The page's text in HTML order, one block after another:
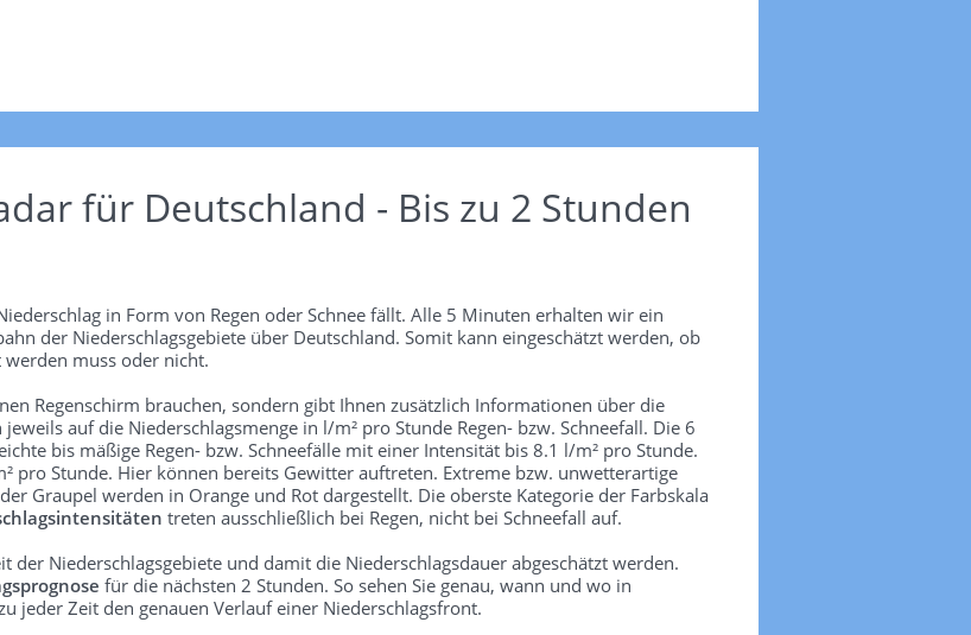
für Deutschland - Bis zu 2 Stunden
in Form von Regen oder Schnee fällt. Alle 5 Minuten erhalten wir ein
der Niederschlagsgebiete über Deutschland. Somit kann eingeschätzt werden, ob
muss oder nicht.
Regenschirm brauchen, sondern gibt Ihnen zusätzlich Informationen über die
auf die Niederschlagsmenge in l/m² pro Stunde Regen- bzw. Schneefall. Die 6
bis mäßige Regen- bzw. Schneefälle mit einer Intensität bis 8.1 l/m² pro Stunde.
pro Stunde. Hier können bereits Gewitter auftreten. Extreme bzw. unwetterartige
Graupel werden in Orange und Rot dargestellt. Die oberste Kategorie der Farbskala
treten ausschließlich bei Regen, nicht bei Schneefall auf.
Niederschlagsgebiete und damit die Niederschlagsdauer abgeschätzt werden.
für die nächsten 2 Stunden. So sehen Sie genau, wann und wo in
jeder Zeit den genauen Verlauf einer Niederschlagsfront.